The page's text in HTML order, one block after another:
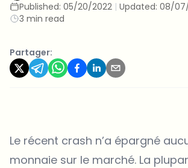
Published: 05/20/2022 | Updated: 08/
3 min read
Partager:
Le récent crash n’a épargné
monnaie sur le marché. La